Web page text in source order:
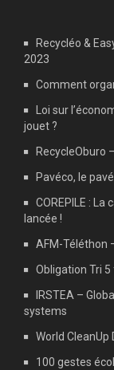
Recycléo &
2023
Comment
Loi sur
jouet ?
RecycleOburo
Pavéco, le
COREPILE :
lancée !
AFM-Téléthon
Obligation Tri 5
IRSTEA –
systems
World CleanUp
100 gestes